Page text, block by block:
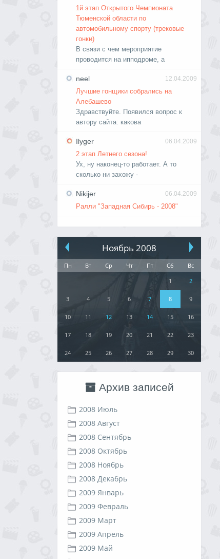
1й этап Открытого Чемпионата
Тюменской области по
автомобильному спорту (трековые
гонки)
В связи с чем мероприятие
проводится на ипподроме, а
12.04.2009
neel
Лучшие гонщики собрались на
Алебашево
Здравствуйте. Появился вопрос к
автору сайта: какова
06.04.2009
Ilyger
2 этап Летнего сезона!
Ух, ну наконец-то работает. А то
сколько ни захожу -
06.04.2009
Nikijer
Ралли "Западная Сибирь - 2008"
Ноябрь 2008
Пн Вт Ср Чт Пт Сб
Вс
1
2
3 4 5 6 7 8 9
10 11 12 13 14 15 16
17 18 19 20 21 22 23
24 25 26 27 28 29 30
Архив записей
2008 Июль
2008 Август
2008 Сентябрь
2008 Октябрь
2008 Ноябрь
2008 Декабрь
2009 Январь
2009 Февраль
2009 Март
2009 Апрель
2009 Май